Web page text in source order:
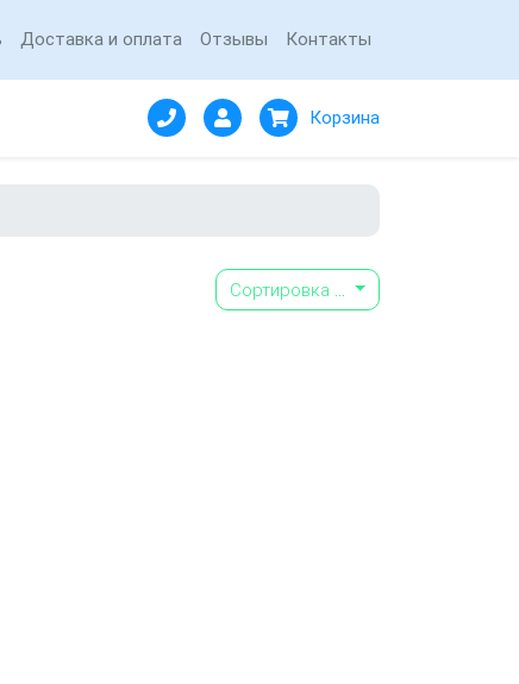
Доставка и оплата Отзывы Контакты
Корзина
Сортировка